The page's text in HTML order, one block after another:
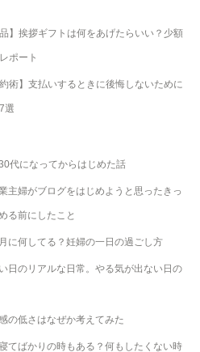
品】挨拶ギフトは何をあげたらいい？少額
ポート
術】支払いするときに後悔しないために
選
代になってからはじめた話
主婦がブログをはじめようと思ったきっ
る前にしたこと
に何してる？妊婦の一日の過ごし方
日のリアルな日常。やる気が出ない日の
の低さはなぜか考えてみた
てばかりの時もある？何もしたくない時